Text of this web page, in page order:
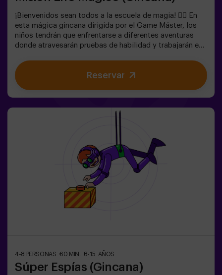
¡Bienvenidos sean todos a la escuela de magia! 🧙‍♀️ En
esta mágica gincana dirigida por el Game Máster, los
niños tendrán que enfrentarse a diferentes aventuras
donde atravesarán pruebas de habilidad y trabajarán en
poder alcanzar una misión y saborear una dulce... muy
dulce victoria. La imaginación es capaz de atravesar las
fronteras de la magia y esta gincana llevará a los
cumpleaños infantiles | fiestas infantilesPuedes
parada en la Sala de Meriendas, donde la magia también
está en cada bocado. 🎂 Consulta las condiciones.
Reservar
4-8 PERSONAS 60 MIN. 8-15 AÑOS
Súper Espías (Gincana)